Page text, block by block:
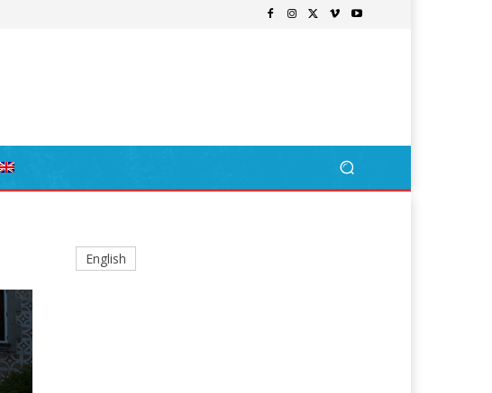
English